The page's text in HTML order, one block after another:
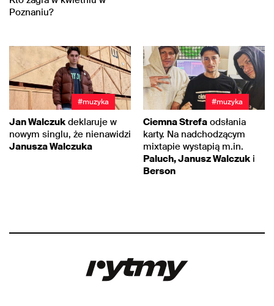
Poznaniu?
#muzyka
Jan Walczuk deklaruje w
nowym singlu, że nienawidzi
Janusza Walczuka
#muzyka
Ciemna Strefa odsłania
karty. Na nadchodzącym
mixtapie wystapią m.in.
Paluch, Janusz Walczuk i
Berson